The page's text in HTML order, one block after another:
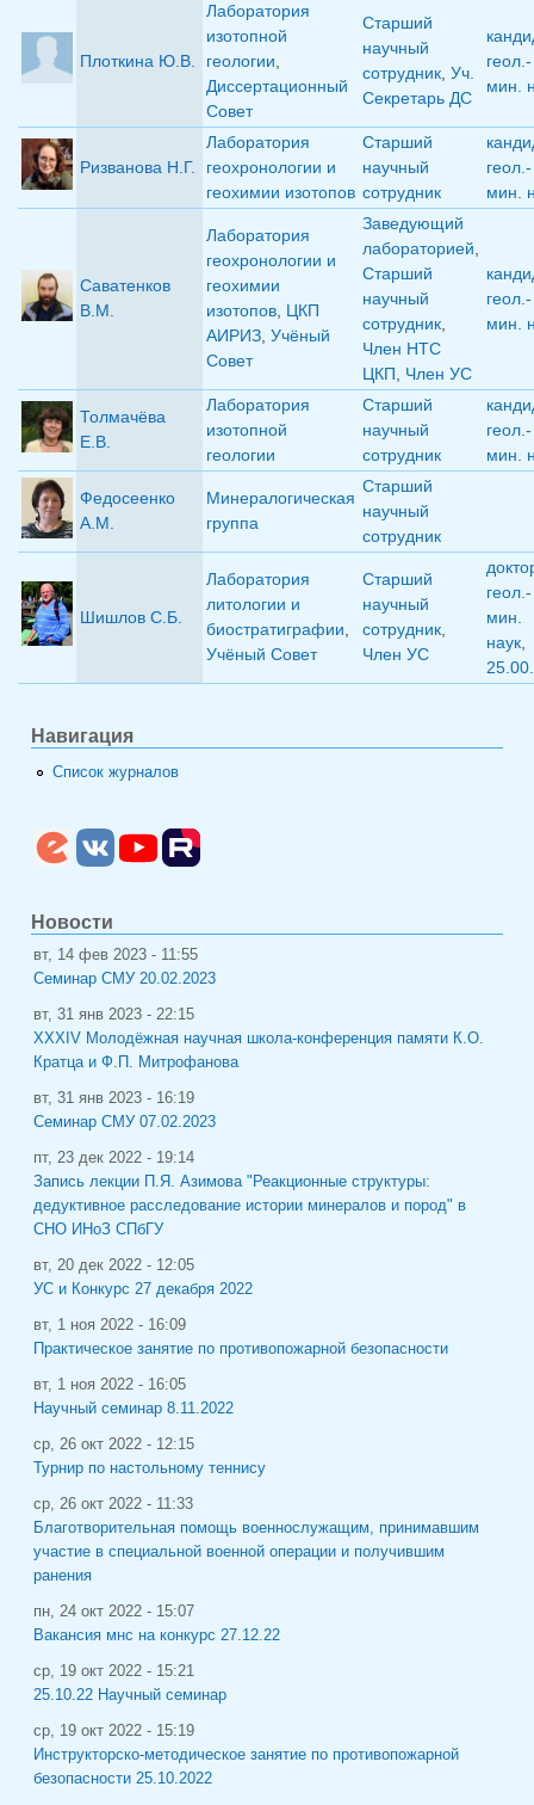
Плоткина Ю.В.
Лаборатория
изотопной
геологии,
Диссертационный
Совет
Старший
научный
сотрудник, Уч.
Секретарь ДС
геол.-
мин.
Ризванова Н.Г.
Лаборатория
геохронологии и
геохимии изотопов
Старший
научный
сотрудник
геол.-
мин.
Саватенков
В.М.
Лаборатория
геохронологии и
геохимии
изотопов, ЦКП
АИРИЗ, Учёный
Совет
Заведующий
лабораторией,
Старший
научный
сотрудник,
Член НТС
ЦКП, Член УС
геол.-
мин.
Толмачёва
Е.В.
Лаборатория
изотопной
геологии
Старший
научный
сотрудник
геол.-
мин.
Федосеенко
А.М.
Минералогическая
группа
Старший
научный
сотрудник
Шишлов С.Б.
Лаборатория
литологии и
биостратиграфии,
Учёный Совет
Старший
научный
сотрудник,
Член УС
геол.-
мин.
наук,
Навигация
Список журналов
Новости
вт, 14 фев 2023 - 11:55
Семинар СМУ 20.02.2023
вт, 31 янв 2023 - 22:15
XXXIV Молодёжная научная школа-конференция памяти К.О.
Кратца и Ф.П. Митрофанова
вт, 31 янв 2023 - 16:19
Семинар СМУ 07.02.2023
пт, 23 дек 2022 - 19:14
Запись лекции П.Я. Азимова "Реакционные структуры:
дедуктивное расследование истории минералов и пород" в
СНО ИНоЗ СПбГУ
вт, 20 дек 2022 - 12:05
УС и Конкурс 27 декабря 2022
вт, 1 ноя 2022 - 16:09
Практическое занятие по противопожарной безопасности
вт, 1 ноя 2022 - 16:05
Научный семинар 8.11.2022
ср, 26 окт 2022 - 12:15
Турнир по настольному теннису
ср, 26 окт 2022 - 11:33
Благотворительная помощь военнослужащим, принимавшим
участие в специальной военной операции и получившим
ранения
пн, 24 окт 2022 - 15:07
Вакансия мнс на конкурс 27.12.22
ср, 19 окт 2022 - 15:21
25.10.22 Научный семинар
ср, 19 окт 2022 - 15:19
Инструкторско-методическое занятие по противопожарной
безопасности 25.10.2022